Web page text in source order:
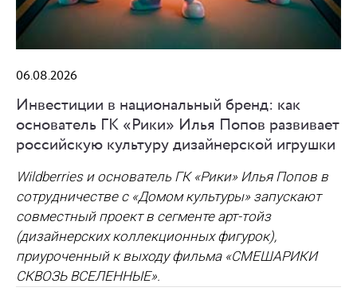
06.08.2026
Инвестиции в национальный бренд: как
основатель ГК «Рики» Илья Попов развивает
российскую культуру дизайнерской игрушки
Wildberries и основатель ГК «Рики» Илья Попов в
сотрудничестве с «Домом культуры» запускают
совместный проект в сегменте арт-тойз
(дизайнерских коллекционных фигурок),
приуроченный к выходу фильма «СМЕШАРИКИ
СКВОЗЬ ВСЕЛЕННЫЕ».